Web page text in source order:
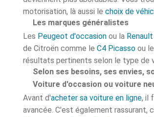
motorisation, là aussi le choix de
Les marques généralistes
Les Peugeot d'occasion ou la
de Citroën comme le C4 Picasso ou
résultats pertinents selon le type de
Selon ses besoins, ses envies,
Voiture d'occasion ou voiture
Avant d'acheter sa voiture en ligne, il
avancée. C'est également rassurant,